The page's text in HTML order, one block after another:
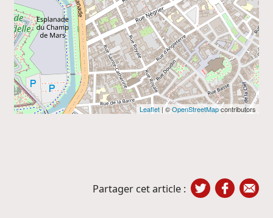
Leaflet | ©OpenStreetMapcontributors
Partager cet article :